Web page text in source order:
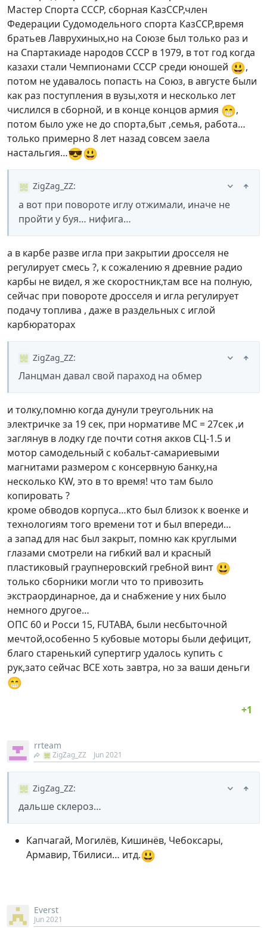
Мастер Спорта CCCР, сборная КазССР,член
Федерации Судомодельного спорта КазССР,время
братьев Лаврухиных,но на Союзе был только раз и
на Спартакиаде народов CCCР в 1979, в тот год когда
казахи стали Чемпионами СССР среди юношей 😃,
потом не удавалось попасть на Союз, в августе были
как раз поступления в вузы,хотя и несколько лет
числился в сборной, и в конце концов армия 😁,
потом было уже не до спорта,быт ,семья, работа…
только примерно 8 лет назад совсем заела
настальгия…😎😃
ZigZag_ZZ:
а вот при повороте иглу отжимали, иначе не
пройти у буя… нифига…
а в карбе разве игла при закрытии дросселя не
регулирует смесь ?, к сожалению я древние радио
карбы не видел, я же скоростник,там все на полную,
сейчас при повороте дросселя и игла регулирует
подачу топлива , даже в раздельных с иглой
карбюраторах
ZigZag_ZZ:
Ланцман давал свой параход на обмер
и толку,помню когда дунули треугольник на
электричке за 19 сек, при нормативе МС = 27сек ,и
заглянув в лодку где почти сотня акков CЦ-1.5 и
мотор самодельный с кобальт-самариевыми
магнитами размером с консервную банку,на
несколько KW, это в то время! что там было
копировать ?
кроме обводов корпуса…кто был близок к военке и
технологиям того времени тот и был впереди…
а запад для нас был закрыт, помню как круглыми
глазами смотрели на гибкий вал и красный
пластиковый граупнеровский гребной винт 😃
только сборники могли что то привозить
экстраординарное, да и снабжение у них было
немного другое…
ОПС 60 и Росси 15, FUTABA, были несбыточной
мечтой,особенно 5 кубовые моторы были дефицит,
благо старенький супертигр удалось купить с
рук,зато сейчас ВСЕ хоть завтра, но за ваши деньги
😁
rrteam
ZigZag_ZZ Jun 2021
ZigZag_ZZ:
дальше склероз…
Капчагай, Могилёв, Кишинёв, Чебоксары,
Армавир, Тбилиси… итд.😃
Everst
Jun 2021